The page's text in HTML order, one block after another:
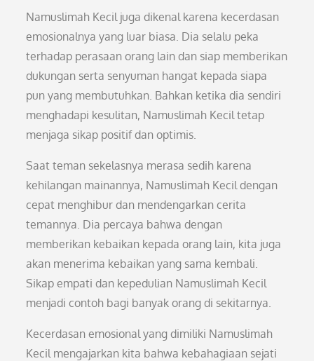
Namuslimah Kecil juga dikenal karena kecerdasan
emosionalnya yang luar biasa. Dia selalu peka
terhadap perasaan orang lain dan siap memberikan
dukungan serta senyuman hangat kepada siapa
pun yang membutuhkan. Bahkan ketika dia sendiri
menghadapi kesulitan, Namuslimah Kecil tetap
menjaga sikap positif dan optimis.
Saat teman sekelasnya merasa sedih karena
kehilangan mainannya, Namuslimah Kecil dengan
cepat menghibur dan mendengarkan cerita
temannya. Dia percaya bahwa dengan
memberikan kebaikan kepada orang lain, kita juga
akan menerima kebaikan yang sama kembali.
Sikap empati dan kepedulian Namuslimah Kecil
menjadi contoh bagi banyak orang di sekitarnya.
Kecerdasan emosional yang dimiliki Namuslimah
Kecil mengajarkan kita bahwa kebahagiaan sejati